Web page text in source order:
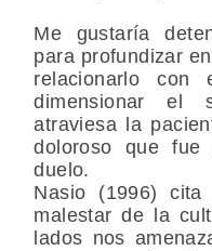
Me gustaría
para profundizar
relacionarlo con
dimensionar el
atraviesa la
doloroso que
duelo.
Nasio (1996)
malestar de la
lados nos